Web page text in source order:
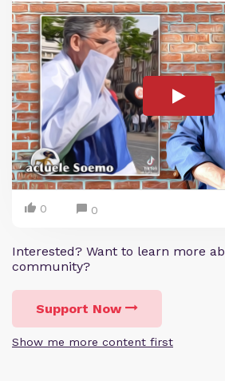
0 0
Interested? Want to learn more
community?
Support Now
Show me more content first